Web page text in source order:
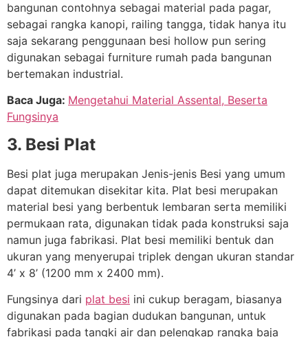
bangunan contohnya sebagai material pada pagar,
sebagai rangka kanopi, railing tangga, tidak hanya itu
saja sekarang penggunaan besi hollow pun sering
digunakan sebagai furniture rumah pada bangunan
bertemakan industrial.
Baca Juga: Mengetahui Material Assental, Beserta
Fungsinya
3. Besi Plat
Besi plat juga merupakan Jenis-jenis Besi yang umum
dapat ditemukan disekitar kita. Plat besi merupakan
material besi yang berbentuk lembaran serta memiliki
permukaan rata, digunakan tidak pada konstruksi saja
namun juga fabrikasi. Plat besi memiliki bentuk dan
ukuran yang menyerupai triplek dengan ukuran standar
4’ x 8’ (1200 mm x 2400 mm).
Fungsinya dari plat besi ini cukup beragam, biasanya
digunakan pada bagian dudukan bangunan, untuk
fabrikasi pada tangki air dan pelengkap rangka baja